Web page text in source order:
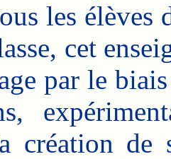
les élèves
cet
par le
création de